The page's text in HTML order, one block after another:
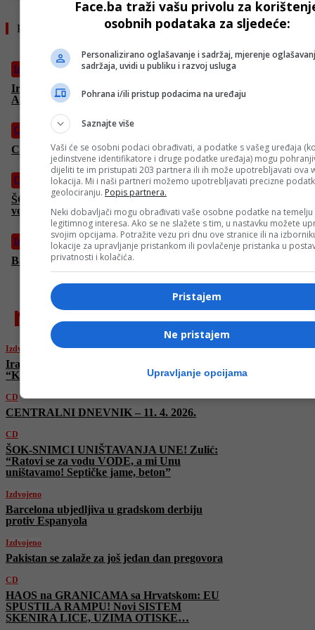
Pročitajte još
Izdvojeno
Iranci zadovoljni pregovorima u Islamabadu: “Konačno nas
Amerikanci slušaju”
CD
CENTRALNI DNEVNIK – 11. 4. 2026.
CD
ŠOK-SNIMCI UNIŠTAVANJA UNE! Zulić: “Ratovi se za
vodu VODE, a mi Unu uništavamo! Septičke jame, beton”
Izdvojeno
Barcelona ubjedljiva u gradskom derbiju protiv Espanyola
najnovije
Izdvojeno
Iranci zadovoljni pregovorima u Islamabadu:
“Konačno nas Amerikanci slušaju”
CD
CENTRALNI DNEVNIK – 11. 4. 2026.
CD
ŠOK-SNIMCI UNIŠTAVANJA UNE! Zulić:
“Ratovi se za vodu VODE, a mi Unu
uništavamo! Septičke jame, beton”
Izdvojeno
Barcelona ubjedljiva u gradskom derbiju
protiv Espanyola
Izdvojeno
Pakistan se zalaže za još jedan dan pregovora
CD
HAOS na GRANICAMA sa Hrvatskom: EU
SPUSTILA RAMPU! Novi SISTEM
SKENIRA LICE, UZIMA OTISKE…
Face.ba traži vašu privolu za
osobnih podataka za sljedeće:
Personalizirano oglašavanje i sadržaj, mjerenje
sadržaja, uvidi u publiku i razvoj usluga
Pohrana i/ili pristup podacima na uređaju
Saznajte više
Vaši će se osobni podaci obrađivati, a podatke s vašeg uređaja
jedinstvene identifikatore i druge podatke uređaja) mogu
dijeliti te im pristupati 203 partnera ili ih može upotrebljavati ova
lokacija. Mi i naši partneri možemo upotrebljavati precizne
geolociranju. Popis partnera.
Neki dobavljači mogu obrađivati vaše osobne podatke na temelju
legitimnog interesa. Ako se ne slažete s tim, u nastavku možete
svojim opcijama. Potražite vezu pri dnu ove stranice ili na
lokacije za upravljanje pristankom ili povlačenje pristanka u
privatnosti i kolačića.
Pristajem
Ne pristajem
Upravljanje opcijama